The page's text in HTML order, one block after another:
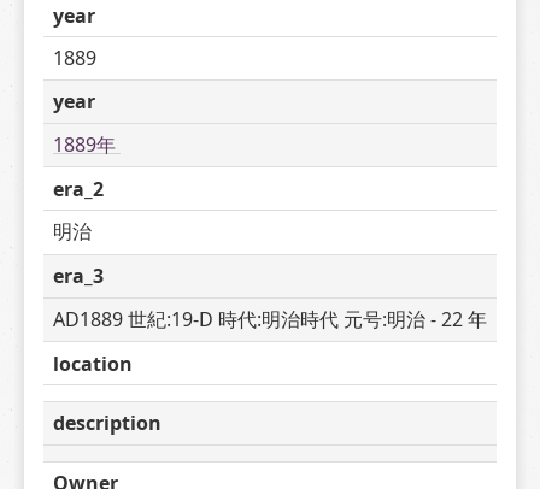
year
1889
year
1889年
era_2
明治
era_3
AD1889 世紀:19-D 時代:明治時代 元号:明治 - 22 年
location
description
Owner